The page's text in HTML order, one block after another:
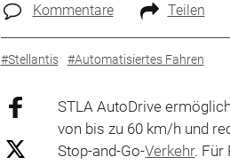
Kommentare Teilen
#Stellantis #Automatisiertes Fahren
STLA AutoDrive
von bis zu 60 km/h und
Stop-and-Go-Verkehr. Für